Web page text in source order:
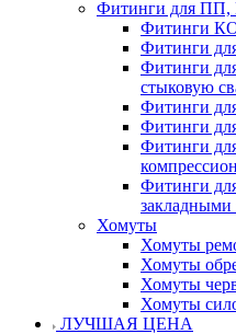
Фитинги для
Фитинги
Фитинги
Фитинги
стыковую
Фитинги
Фитинги
Фитинги
Фитинги
закладными
Хомуты
Хомуты
Хомуты
Хомуты
Хомуты
ЛУЧШАЯ ЦЕНА